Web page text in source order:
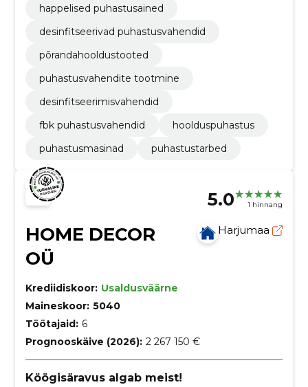
happelised puhastusained
desinfitseerivad puhastusvahendid
põrandahooldustooted
puhastusvahendite tootmine
desinfitseerimisvahendid
fbk puhastusvahendid
hoolduspuhastus
puhastusmasinad
puhastustarbed
5.0 1 hinnang
HOME DECOR
OÜ
Harjumaa
Krediidiskoor: Usaldusväärne
Maineskoor: 5040
Töötajaid: 6
Prognooskäive (2026): 2 267 150 €
Köögisäravus algab meist!